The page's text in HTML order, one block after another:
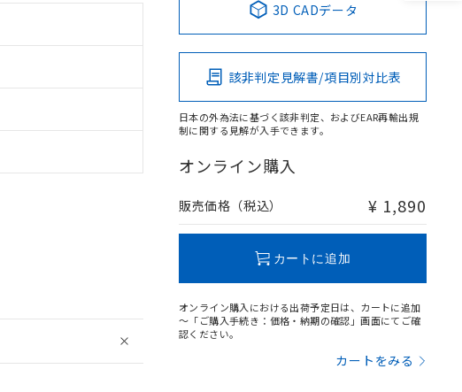
3D CADデータ
該非判定見解書/項目別対比表
日本の外為法に基づく該非判定、およびEAR再輸出規
制に関する見解が入手できます。
オンライン購入
販売価格（税込） ¥ 1,890
カートに追加
オンライン購入における出荷予定日は、カートに追加
～「ご購入手続き：価格・納期の確認」画面にてご確
認ください。
カートをみる